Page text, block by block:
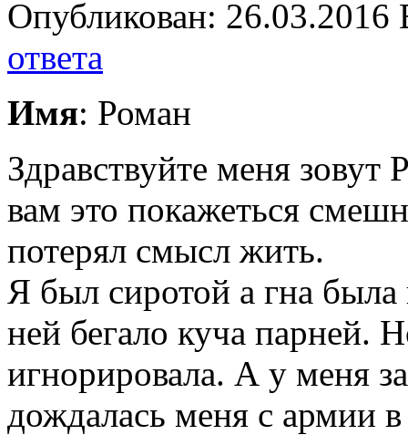
Опубликован:
ответа
Имя: Роман
Здравствуйте меня зовут
вам это покажеться
потерял смысл жить.
Я был сиротой а гна
ней бегало куча парней.
игнорировала. А у меня
дождалась меня с армии